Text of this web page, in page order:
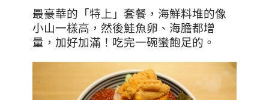
最豪華的「特上」套餐，海鮮料堆的像
小山一樣高，然後鮭魚卵、海膽都增
量，加好加滿！吃完一碗蠻飽足的。